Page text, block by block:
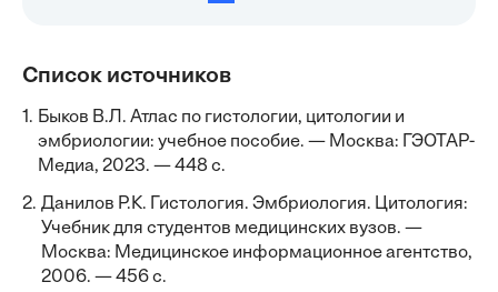
Список источников
1. Быков В.Л. Атлас по гистологии, цитологии и
эмбриологии: учебное пособие. — Москва: ГЭОТАР-
Медиа, 2023. — 448 с.
2. Данилов Р.К. Гистология. Эмбриология. Цитология:
Учебник для студентов медицинских вузов. —
Москва: Медицинское информационное агентство,
2006. — 456 с.